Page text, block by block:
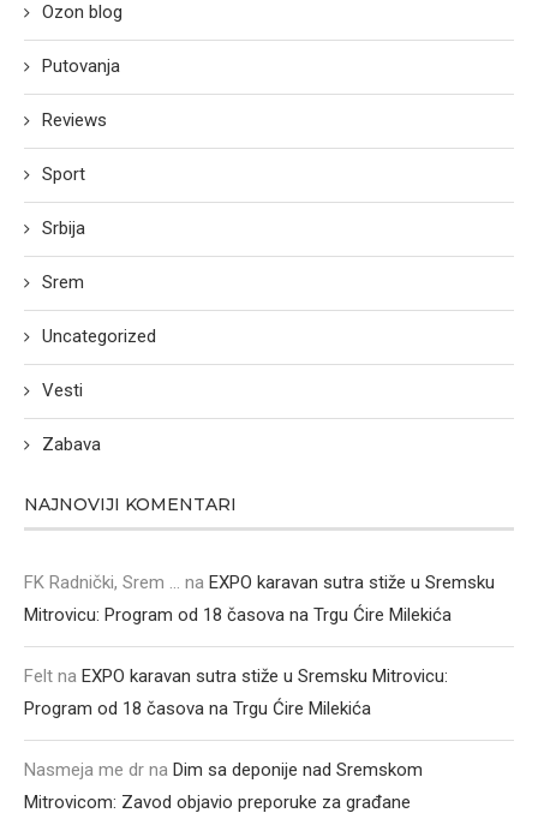
Ozon blog
Putovanja
Reviews
Sport
Srbija
Srem
Uncategorized
Vesti
Zabava
NAJNOVIJI KOMENTARI
FK Radnički, Srem ... na EXPO karavan sutra stiže u Sremsku
Mitrovicu: Program od 18 časova na Trgu Ćire Milekića
Felt na EXPO karavan sutra stiže u Sremsku Mitrovicu:
Program od 18 časova na Trgu Ćire Milekića
Nasmeja me dr na Dim sa deponije nad Sremskom
Mitrovicom: Zavod objavio preporuke za građane